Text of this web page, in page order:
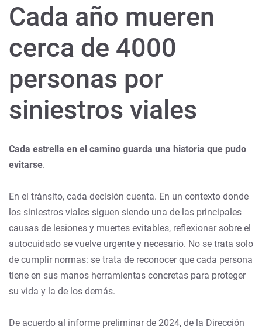
Cada año mueren
cerca de 4000
personas por
siniestros viales
Cada estrella en el camino guarda una historia que pudo
evitarse.
En el tránsito, cada decisión cuenta. En un contexto donde
los siniestros viales siguen siendo una de las principales
causas de lesiones y muertes evitables, reflexionar sobre el
autocuidado se vuelve urgente y necesario. No se trata solo
de cumplir normas: se trata de reconocer que cada persona
tiene en sus manos herramientas concretas para proteger
su vida y la de los demás.
De acuerdo al informe preliminar de 2024, de la Dirección